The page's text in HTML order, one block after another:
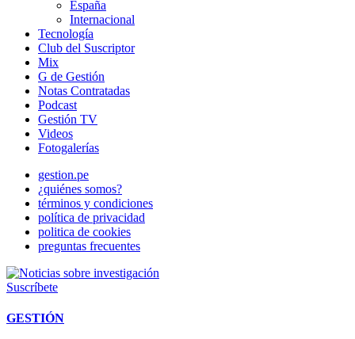
España
Internacional
Tecnología
Club del Suscriptor
Mix
G de Gestión
Notas Contratadas
Podcast
Gestión TV
Videos
Fotogalerías
gestion.pe
¿quiénes somos?
términos y condiciones
política de privacidad
politica de cookies
preguntas frecuentes
Suscríbete
GESTIÓN